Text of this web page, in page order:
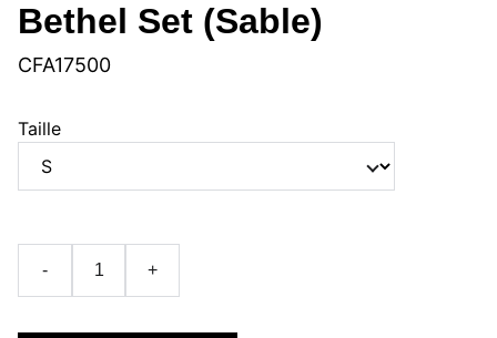
Bethel Set (Sable)
CFA17500
Taille
- +